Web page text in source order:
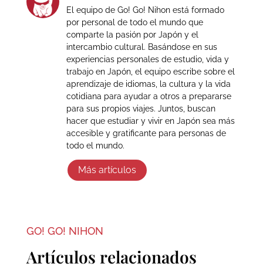
El equipo de Go! Go! Nihon está formado
por personal de todo el mundo que
comparte la pasión por Japón y el
intercambio cultural. Basándose en sus
experiencias personales de estudio, vida y
trabajo en Japón, el equipo escribe sobre el
aprendizaje de idiomas, la cultura y la vida
cotidiana para ayudar a otros a prepararse
para sus propios viajes. Juntos, buscan
hacer que estudiar y vivir en Japón sea más
accesible y gratificante para personas de
todo el mundo.
Más artículos
GO! GO! NIHON
Artículos relacionados